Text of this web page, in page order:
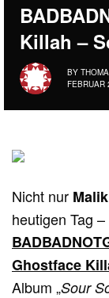
Killah –
BY
FEBRUAR
Nicht nur
heutigen Tag
Ghostface
Album „Sour